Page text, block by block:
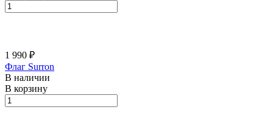
1 990 ₽
Флаг Surron
В наличии
В корзину